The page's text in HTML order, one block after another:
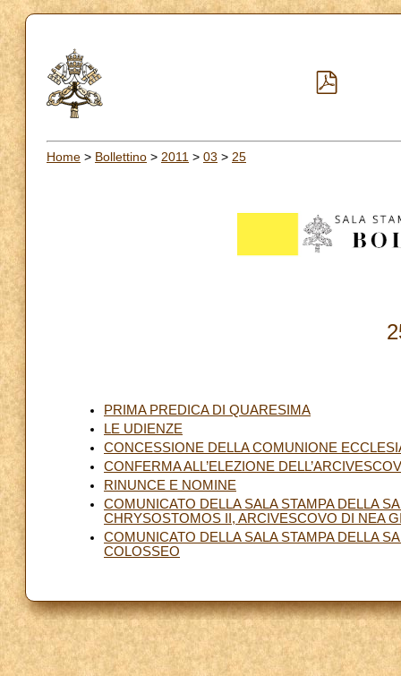
Home > Bollettino > 2011 > 03 > 25
PRIMA PREDICA DI QUARESIMA
LE UDIENZE
CONCESSIONE DELLA COMUNIONE
CONFERMA ALL’ELEZIONE
RINUNCE E NOMINE
COMUNICATO DELLA SALA STAMPA DELLA
CHRYSOSTOMOS II, ARCIVESCOVO DI NEA
COMUNICATO DELLA SALA STAMPA DELLA
COLOSSEO